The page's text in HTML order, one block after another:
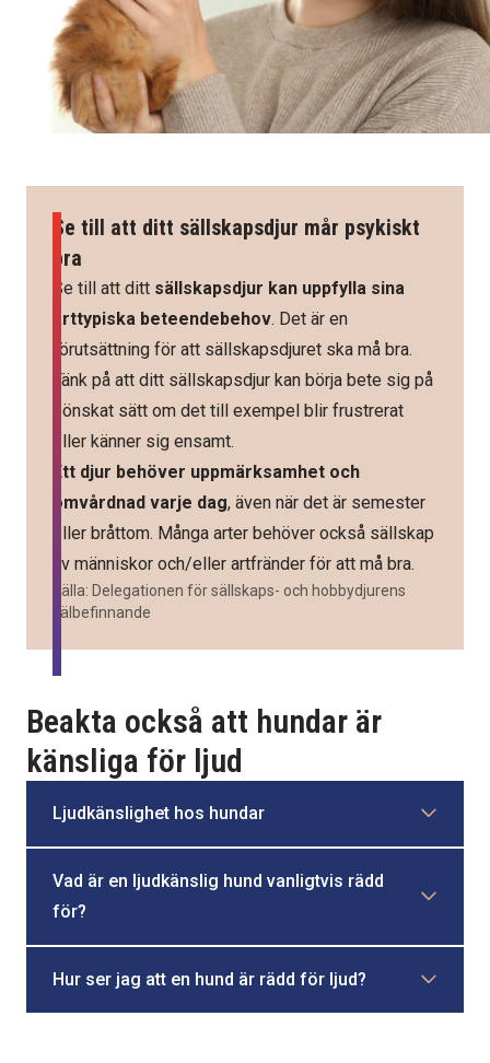
Se till att ditt sällskapsdjur mår psykiskt
bra
Se till att ditt sällskapsdjur kan uppfylla sina
arttypiska beteendebehov. Det är en
förutsättning för att sällskapsdjuret ska må bra.
Tänk på att ditt sällskapsdjur kan börja bete sig på
oönskat sätt om det till exempel blir frustrerat
eller känner sig ensamt.
Ett djur behöver uppmärksamhet och
omvårdnad varje dag, även när det är semester
eller bråttom. Många arter behöver också sällskap
av människor och/eller artfränder för att må bra.
Källa: Delegationen för sällskaps- och hobbydjurens
välbefinnande
Beakta också att hundar är
känsliga för ljud
Ljudkänslighet hos hundar
Vad är en ljudkänslig hund vanligtvis rädd
för?
Hur ser jag att en hund är rädd för ljud?